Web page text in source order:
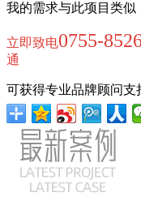
我的需求与此项目类似
立即致电0755-
通
可获得专业品牌顾问支